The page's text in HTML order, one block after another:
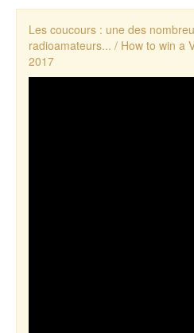
Les coucours : une des
radioamateurs... / How to win a
2017